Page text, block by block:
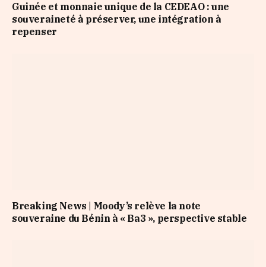
Guinée et monnaie unique de la CEDEAO : une
souveraineté à préserver, une intégration à
repenser
Breaking News | Moody’s relève la note
souveraine du Bénin à « Ba3 », perspective stable